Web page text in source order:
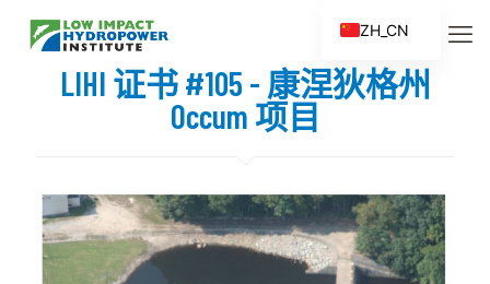
LIHI 证书 #105 - 康涅狄格州
Occum 项目
ZH_CN
EN
ES